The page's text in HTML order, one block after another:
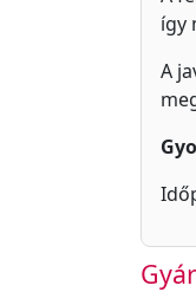
így
A